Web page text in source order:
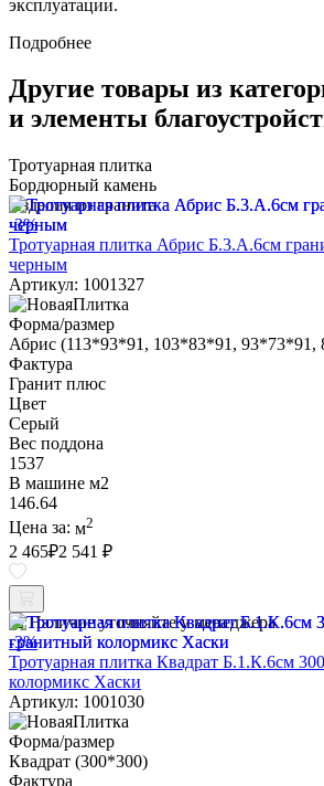
эксплуатации.
Подробнее
Другие товары из
и элементы
Тротуарная плитка
Бордюрный камень
Изделия из гранита
-3%
Тротуарная плитка Абрис Б.3.А.6см
черным
Артикул: 1001327
Форма/размер
Абрис (113*93*91, 103*83*91,
Фактура
Гранит плюс
Цвет
Серый
Вес поддона
1537
В машине м2
146.64
Цена за: м2
2 465₽2 541 ₽
Наличие уточняйте у менеджера
-3%
Тротуарная плитка Квадрат Б.1.К.6см
колормикс Хаски
Артикул: 1001030
Форма/размер
Квадрат (300*300)
Фактура